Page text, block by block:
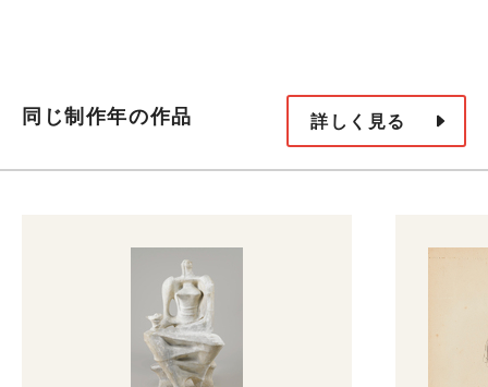
同じ制作年の作品 詳しく見る